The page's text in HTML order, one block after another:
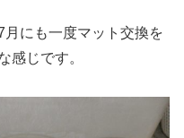
にも一度マット交換を
感じです。